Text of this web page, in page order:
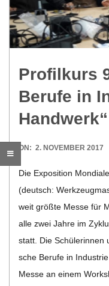
R
E
G
O
L
D
S
Pro­fil­kurs
Berufe in
2017-
11-
ON: 2. NOVEMBER 2017
Die Expo­si­tion
(deutsch:
weit größte Messe für
alle zwei Jahre im
statt. Die Schü­le­rin­nen
sche Berufe in
Messe an einem